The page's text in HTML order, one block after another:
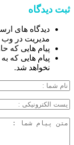
ثبت دیدگاه
دیدگاه های
مدیریت در وب
پیام هایی که
پیام هایی که
نخواهد شد.